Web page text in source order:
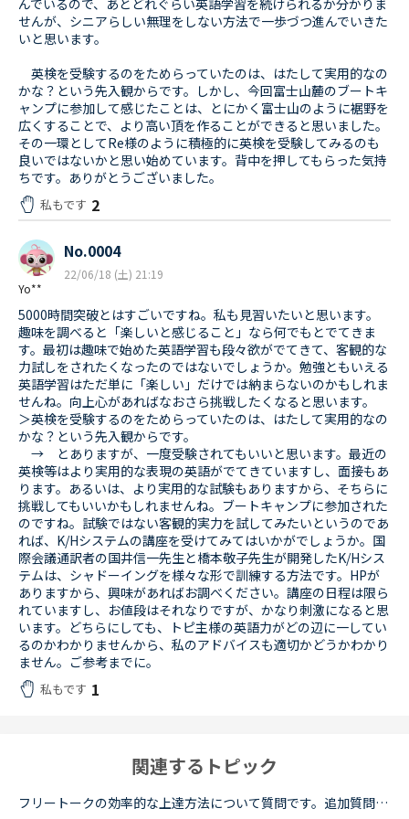
んでいるので、あとどれぐらい英語学習を続けられるか分かりま
せんが、シニアらしい無理をしない方法で一歩づつ進んでいきた
いと思います。
英検を受験するのをためらっていたのは、はたして実用的なの
かな？という先入観からです。しかし、今回富士山麓のブートキ
ャンプに参加して感じたことは、とにかく富士山のように裾野を
広くすることで、より高い頂を作ることができると思いました。
その一環としてRe様のように積極的に英検を受験してみるのも
良いではないかと思い始めています。背中を押してもらった気持
ちです。ありがとうございました。
私もです 2
Yo**
No.0004
22/06/18 (土) 21:19
5000時間突破とはすごいですね。私も見習いたいと思います。
趣味を調べると「楽しいと感じること」なら何でもとでてきま
す。最初は趣味で始めた英語学習も段々欲がでてきて、客観的な
力試しをされたくなったのではないでしょうか。勉強ともいえる
英語学習はただ単に「楽しい」だけでは納まらないのかもしれま
せんね。向上心があればなおさら挑戦したくなると思います。
＞英検を受験するのをためらっていたのは、はたして実用的なの
かな？という先入観からです。
→ とありますが、一度受験されてもいいと思います。最近の
英検等はより実用的な表現の英語がでてきていますし、面接もあ
ります。あるいは、より実用的な試験もありますから、そちらに
挑戦してもいいかもしれませんね。ブートキャンプに参加された
のですね。試験ではない客観的実力を試してみたいというのであ
れば、K/Hシステムの講座を受けてみてはいかがでしょうか。国
際会議通訳者の国井信一先生と橋本敬子先生が開発したK/Hシス
テムは、シャドーイングを様々な形で訓練する方法です。HPが
ありますから、興味があればお調べください。講座の日程は限ら
れていますし、お値段はそれなりですが、かなり刺激になると思
います。どちらにしても、トピ主様の英語力がどの辺に一してい
るのかわかりませんから、私のアドバイスも適切かどうかわかり
ません。ご参考までに。
私もです 1
関連するトピック
フリートークの効率的な上達方法について質問です。追加質問の為、コメントに投稿致しました。私はこれまで、Callan、SIDE by SIDE、文法等インプット中心の教材で約1年ほど受講してきましたが、今後はフリートー...